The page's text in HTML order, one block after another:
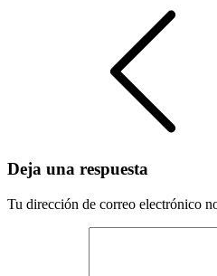
Deja una respuesta
Tu dirección de correo electrónico